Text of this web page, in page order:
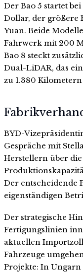
Der Bao 5 startet
Dollar, der größere
Yuan. Beide
Fahrwerk mit 200
Bao 8 steckt
Dual-LiDAR, das
zu 1.380
BYD-
Gespräche mit
Herstellern über
Der entscheidende
eigenständigen
Der strategische
Fertigungslinien
aktuellen
Fahrzeuge
Projekte: In